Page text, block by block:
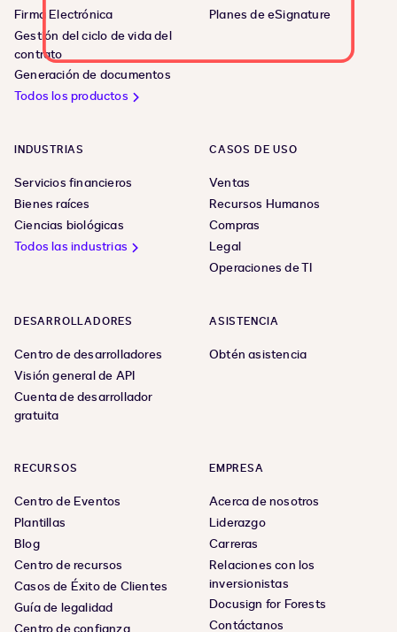
Firma Electrónica
Gestión del ciclo de vida del
contrato
Generación de documentos
Todos los productos
Planes de eSignature
INDUSTRIAS
Servicios financieros
Bienes raíces
Ciencias biológicas
Todos las industrias
CASOS DE USO
Ventas
Recursos Humanos
Compras
Legal
Operaciones de TI
DESARROLLADORES
Centro de desarrolladores
Visión general de API
Cuenta de desarrollador
gratuita
ASISTENCIA
Obtén asistencia
RECURSOS
Centro de Eventos
Plantillas
Blog
Centro de recursos
Casos de Éxito de Clientes
Guía de legalidad
EMPRESA
Acerca de nosotros
Liderazgo
Carreras
Relaciones con los
inversionistas
Docusign for Forests
Contáctanos